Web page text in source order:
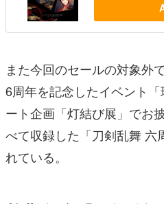
また今回のセールの対象外
6周年を記念したイベント
ート企画「灯結び展」でお
べて収録した「刀剣乱舞 六
れている。